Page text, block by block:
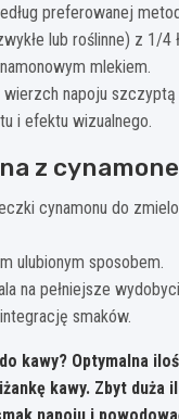
preferowanej
lub roślinne) z 1/4
mlekiem.
wierzch napoju szczyptą
i efektu wizualnego.
z
cynamonu do
ulubionym sposobem.
na pełniejsze
smaków.
kawy? Optymalna
kawy. Zbyt duża